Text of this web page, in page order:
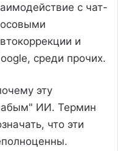
с чат-
и
среди прочих.
эту
ИИ. Термин
что эти